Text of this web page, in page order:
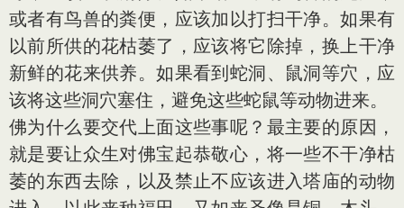
或者有鸟兽的粪便，应该加以打扫干净。如果有
以前所供的花枯萎了，应该将它除掉，换上干净
新鲜的花来供养。如果看到蛇洞、鼠洞等穴，应
该将这些洞穴塞住，避免这些蛇鼠等动物进来。
佛为什么要交代上面这些事呢？最主要的原因，
就是要让众生对佛宝起恭敬心，将一些不干净枯
萎的东西去除，以及禁止不应该进入塔庙的动物